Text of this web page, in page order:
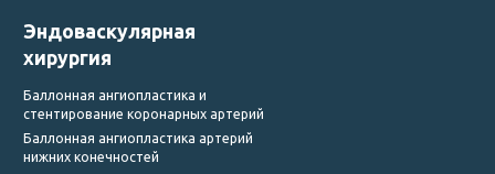
Эндоваскулярная
хирургия
Баллонная ангиопластика и
стентирование коронарных артерий
Баллонная ангиопластика артерий
нижних конечностей